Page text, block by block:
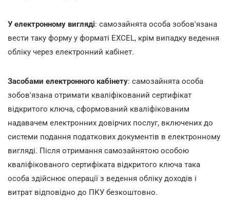
У електронному вигляді: самозайнята особа зобов'язана
вести таку форму у форматі EXCEL, крім випадку ведення
обліку через електронний кабінет.
Засобами електронного кабінету: самозайнята особа
зобов'язана отримати кваліфікований сертифікат
відкритого ключа, сформований кваліфікованим
надавачем електронних довірчих послуг, включених до
системи подання податкових документів в електронному
вигляді. Після отримання самозайнятою особою
кваліфікованого сертифіката відкритого ключа така
особа здійснює операції з ведення обліку доходів і
витрат відповідно до ПКУ безкоштовно.